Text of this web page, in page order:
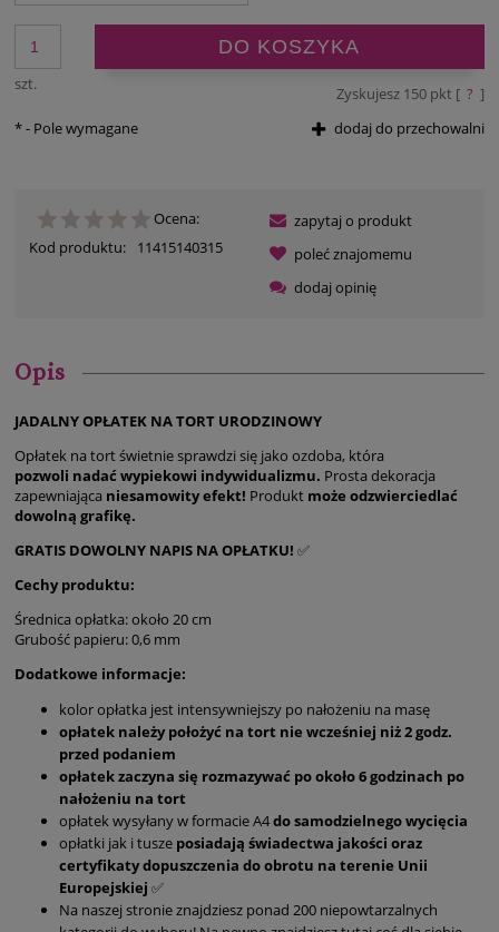
szt.
DO KOSZYKA
Zyskujesz 150pkt [ ? ]
dodaj do przechowalni
*- Pole wymagane
Ocena:
Kod produktu:
11415140315
zapytaj o produkt
poleć znajomemu
dodaj opinię
Opis
JADALNY OPŁATEK NA TORT URODZINOWY
Opłatek na tort świetnie sprawdzi się jako ozdoba, która
pozwoli nadać wypiekowi indywidualizmu. Prosta dekoracja
zapewniająca niesamowity efekt! Produkt może odzwierciedlać
dowolną grafikę.
GRATIS DOWOLNY NAPIS NA OPŁATKU! ✅
Cechy produktu:
Średnica opłatka: około 20 cm
Grubość papieru: 0,6 mm
Dodatkowe informacje:
kolor opłatka jest intensywniejszy po nałożeniu na masę
opłatek należy położyć na tort nie wcześniej niż 2 godz.
przed podaniem
opłatek zaczyna się rozmazywać po około 6 godzinach po
nałożeniu na tort
opłatek wysyłany w formacie A4do samodzielnego wycięcia
opłatki jak i tusze posiadają świadectwa jakości oraz
certyfikaty dopuszczenia do obrotu na terenie Unii
Europejskiej ✅
Na naszej stronie znajdziesz ponad 200 niepowtarzalnych